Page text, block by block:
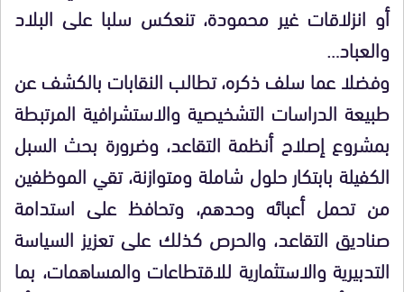
أو انزلاقات غير محمودة، تنعكس سلبا على البلاد
والعباد…
وفضلا عما سلف ذكره، تطالب النقابات بالكشف عن
طبيعة الدراسات التشخيصية والاستشرافية المرتبطة
بمشروع إصلاح أنظمة التقاعد، وضرورة بحث السبل
الكفيلة بابتكار حلول شاملة ومتوازنة، تقي الموظفين
من تحمل أعبائه وحدهم، وتحافظ على استدامة
صناديق التقاعد، والحرص كذلك على تعزيز السياسة
التدبيرية والاستثمارية للاقتطاعات والمساهمات، بما